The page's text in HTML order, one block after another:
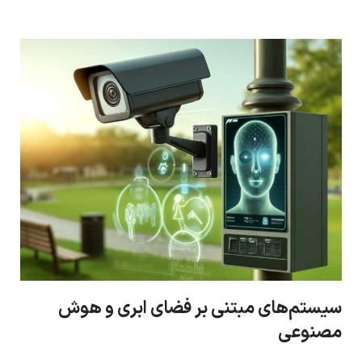
سیستم‌های مبتنی بر فضای ابری و هوش
مصنوعی